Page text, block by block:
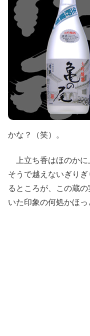
かな？（笑）。
上立ち香はほのかに
そうで越えないぎり
るところが、この蔵
いた印象の何処かほっ